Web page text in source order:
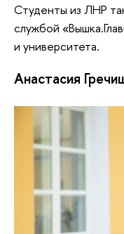
Студенты из ЛНР
службой
и университета.
Анастасия